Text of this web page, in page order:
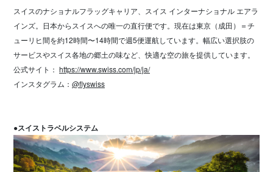
スイスのナショナルフラッグキャリア、スイス インターナショナル エアラ
インズ。日本からスイスへの唯一の直行便です。現在は東京（成田）＝チ
ューリヒ間を約12時間〜14時間で週5便運航しています。幅広い選択肢の
サービスやスイス各地の郷土の味など、快適な空の旅を提供しています。
公式サイト： https://www.swiss.com/jp/ja/
インスタグラム： @flyswiss
●スイストラベルシステム